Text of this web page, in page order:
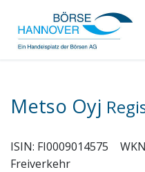
Metso Oyj
ISIN: FI0009014575
Freiverkehr